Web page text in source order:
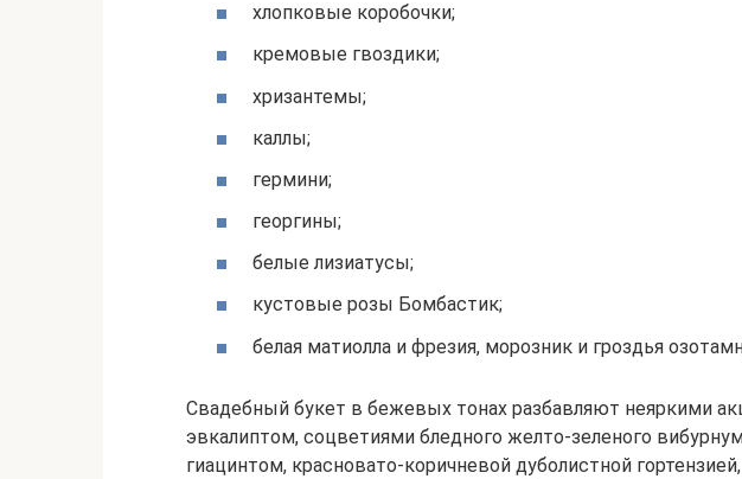
хлопковые коробочки;
кремовые гвоздики;
хризантемы;
каллы;
гермини;
георгины;
белые лизиатусы;
кустовые розы Бомбастик;
белая матиолла и фрезия, морозник и гроздья
Свадебный букет в бежевых тонах разбавляют неяркими
эвкалиптом, соцветиями бледного желто-зеленого
гиацинтом, красновато-коричневой дуболистной